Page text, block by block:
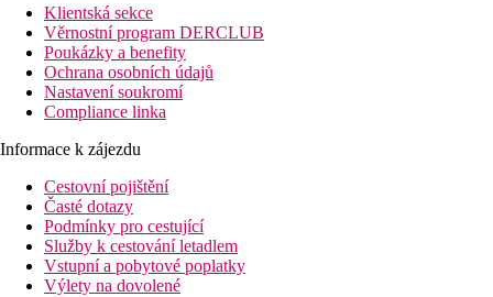
Klientská sekce
Věrnostní program DERCLUB
Poukázky a benefity
Ochrana osobních údajů
Nastavení soukromí
Compliance linka
Informace k zájezdu
Cestovní pojištění
Časté dotazy
Podmínky pro cestující
Služby k cestování letadlem
Vstupní a pobytové poplatky
Výlety na dovolené